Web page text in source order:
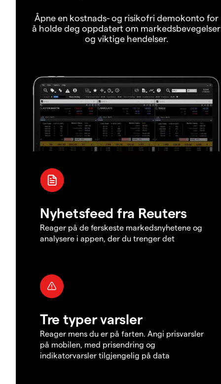
Åpne en kostnads- og risikofri demokonto for
å holde deg oppdatert om markedsbevegelser
og viktige hendelser.
Nyhetsfeed fra Reuters
Reager på de ferskeste markedsnyhetene og
analysere i appen, der du trenger det
Tre typer varsler
Reager mens du er på farten. Angi prisvarsler
på mobilen, med prisendring og
indikatorvarsler tilgjengelig på data